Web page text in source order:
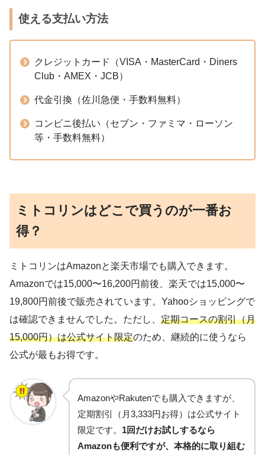
使える支払い方法
クレジットカード（VISA・MasterCard・Diners
Club・AMEX・JCB）
代金引換（佐川急便・手数料無料）
コンビニ後払い（セブン・ファミマ・ローソン
等・手数料無料）
ミトコリンはどこで買うのが一番お
得？
ミトコリンはAmazonと楽天市場でも購入できます。
Amazonでは15,000〜16,200円前後、楽天では15,000〜
19,800円前後で販売されています。Yahooショッピングで
は確認できませんでした。ただし、 定期コースの割引（月
15,000円）は公式サイト限定のため、継続的に使うなら
公式が最もお得です。
AmazonやRakutenでも購入できますが、
定期割引（月3,333円お得）は公式サイト
限定です。 1回だけお試しするなら
Amazonも便利ですが、本格的に取り組む